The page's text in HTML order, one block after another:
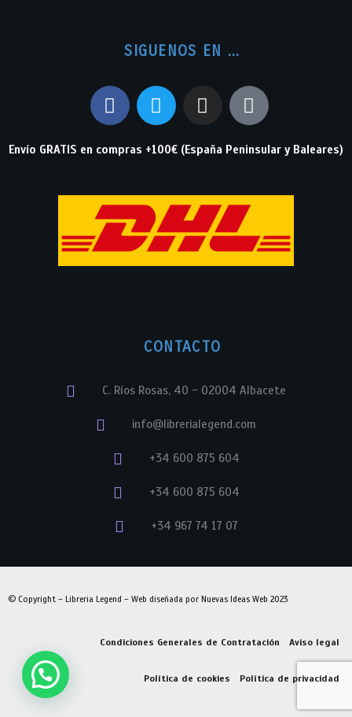
SIGUENOS EN ...
Envío GRATIS en compras +100€ (España Peninsular y Baleares)
CONTACTO
C. Ríos Rosas, 40 - 02004 Albacete
info@librerialegend.com
+34 600 875 604
+34 600 875 604
+34 967 74 17 07
© Copyright – Libreria Legend – Web diseñada por Nuevas Ideas Web 2023
Condiciones Generales de Contratación Aviso legal
Política de cookies Política de privacidad